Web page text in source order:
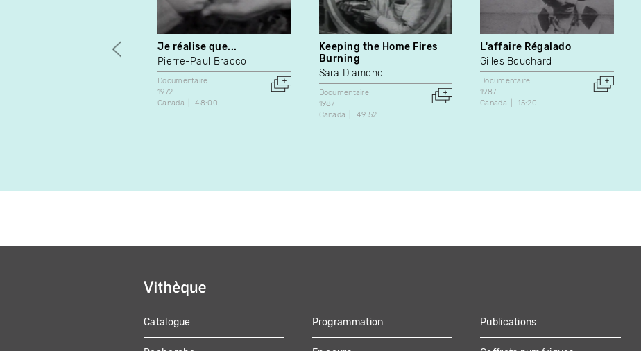
Je réalise que...
Pierre-Paul Bracco
Documentaire
1972
Canada
48:00
Keeping the Home Fires
Burning
Sara Diamond
Documentaire
1987
Canada
49:52
L'affaire Régalado
Gilles Bouchard
Documentaire
1987
Canada
15:20
MAIN
Catalogue Programmation Publications